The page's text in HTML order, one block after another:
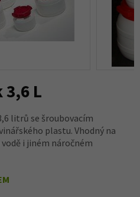
3,6 L
litrů se šroubovacím
plastu. Vhodný na
i jiném náročném